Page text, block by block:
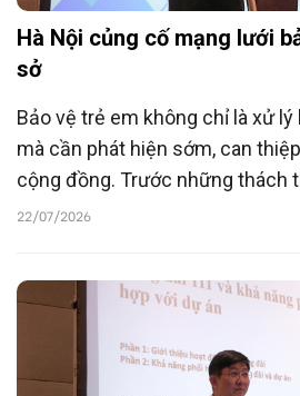
Hà Nội củng cố mạng lưới
sở
Bảo vệ trẻ em không chỉ là xử lý
mà cần phát hiện sớm, can
cộng đồng. Trước những thách
đang củng cố hệ thống bảo vệ
được bảo vệ toàn diện.
22/07/2026